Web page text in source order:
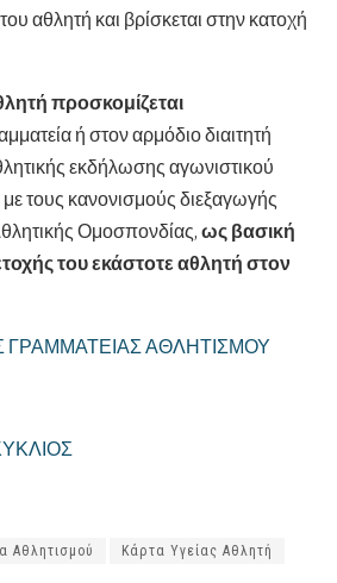
αθλητή και βρίσκεται στην κατοχή
προσκομίζεται
ή στον αρμόδιο διαιτητή
εκδήλωσης αγωνιστικού
τους κανονισμούς διεξαγωγής
Ομοσπονδίας, ως βασική
του εκάστοτε αθλητή στον
ΓΡΑΜΜΑΤΕΙΑΣ ΑΘΛΗΤΙΣΜΟΥ
Αθλητισμού Κάρτα Υγείας Αθλητή